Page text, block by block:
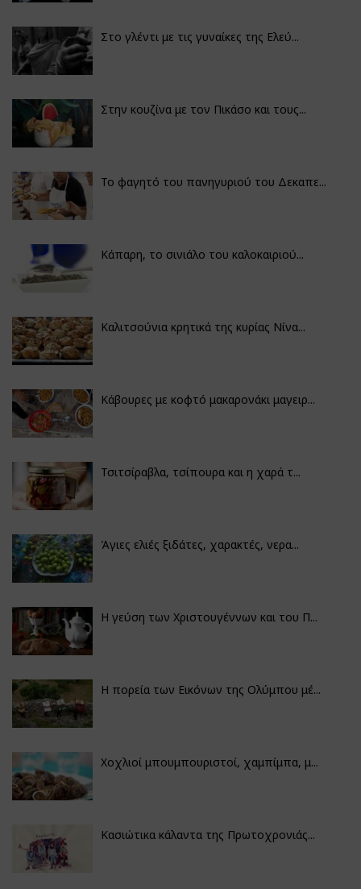
Στο γλέντι με τις γυναίκες της Ελεύ...
Στην κουζίνα με τον Πικάσο και τους...
Το φαγητό του πανηγυριού του Δεκαπε...
Κάπαρη, το σινιάλο του καλοκαιριού...
Καλιτσούνια κρητικά της κυρίας Νίνα...
Κάβουρες με κοφτό μακαρονάκι μαγειρ...
Τσιτσίραβλα, τσίπουρα και η χαρά τ...
Άγιες ελιές ξιδάτες, χαρακτές, νερα...
Η γεύση των Χριστουγέννων και του Π...
Η πορεία των Εικόνων της Ολύμπου μέ...
Χοχλιοί μπουμπουριστοί, χαμπίμπα, μ...
Κασιώτικα κάλαντα της Πρωτοχρονιάς...